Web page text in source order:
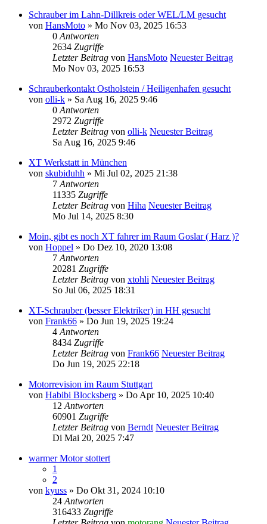
Schrauber im Lahn-Dillkreis oder WEL/LM gesucht
von HansMoto » Mo Nov 03, 2025 16:53
0 Antworten
2634 Zugriffe
Letzter Beitrag von HansMoto Neuester Beitrag
Mo Nov 03, 2025 16:53
Schrauberkontakt Ostholstein / Heiligenhafen gesucht
von olli-k » Sa Aug 16, 2025 9:46
0 Antworten
2972 Zugriffe
Letzter Beitrag von olli-k Neuester Beitrag
Sa Aug 16, 2025 9:46
XT Werkstatt in München
von skubiduhh » Mi Jul 02, 2025 21:38
7 Antworten
11335 Zugriffe
Letzter Beitrag von Hiha Neuester Beitrag
Mo Jul 14, 2025 8:30
Moin, gibt es noch XT fahrer im Raum Goslar ( Harz )?
von Hoppel » Do Dez 10, 2020 13:08
7 Antworten
20281 Zugriffe
Letzter Beitrag von xtohli Neuester Beitrag
So Jul 06, 2025 18:31
XT-Schrauber (besser Elektriker) in HH gesucht
von Frank66 » Do Jun 19, 2025 19:24
4 Antworten
8434 Zugriffe
Letzter Beitrag von Frank66 Neuester Beitrag
Do Jun 19, 2025 22:18
Motorrevision im Raum Stuttgart
von Habibi Blocksberg » Do Apr 10, 2025 10:40
12 Antworten
60901 Zugriffe
Letzter Beitrag von Berndt Neuester Beitrag
Di Mai 20, 2025 7:47
warmer Motor stottert
1
2
von kyuss » Do Okt 31, 2024 10:10
24 Antworten
316433 Zugriffe